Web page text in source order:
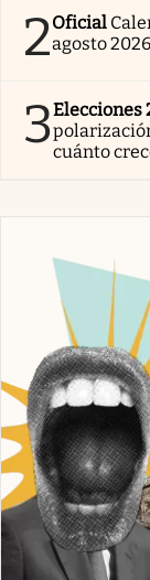
2Oficial
agosto
3Elecciones
cuánto